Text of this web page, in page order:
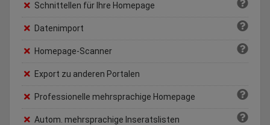
Schnittellen für Ihre Homepage
Datenimport
Homepage-Scanner
Export zu anderen Portalen
Professionelle mehrsprachige Homepage
Autom. mehrsprachige Inseratslisten